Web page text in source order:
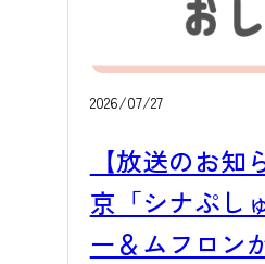
州富岡駅⇔群馬
バスは上州富岡
行するため、途中
車はできません
がございますので
便をお待ちいただ
す。（29人乗りバ
リンはスズマル（
なります。
2026/07/27
【放送のお
京「シナぷし
ー＆ムフロン